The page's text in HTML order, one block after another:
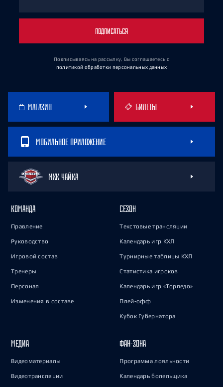
ПОДПИСАТЬСЯ
Подписываясь на рассылку, Вы соглашаетесь с
политикой обработки персональных данных
МАГАЗИН БИЛЕТЫ
МОБИЛЬНОЕ ПРИЛОЖЕНИЕ
МХК ЧАЙКА
КОМАНДА
Правление
Руководство
Игровой состав
Тренеры
Персонал
Изменения в составе
СЕЗОН
Текстовые трансляции
Календарь игр КХЛ
Турнирные таблицы КХЛ
Статистика игроков
Календарь игр «Торпедо»
Плей-офф
Кубок Губернатора
МЕДИА
Видеоматериалы
Видеотрансляции
ФАН-ЗОНА
Программа лояльности
Календарь болельщика